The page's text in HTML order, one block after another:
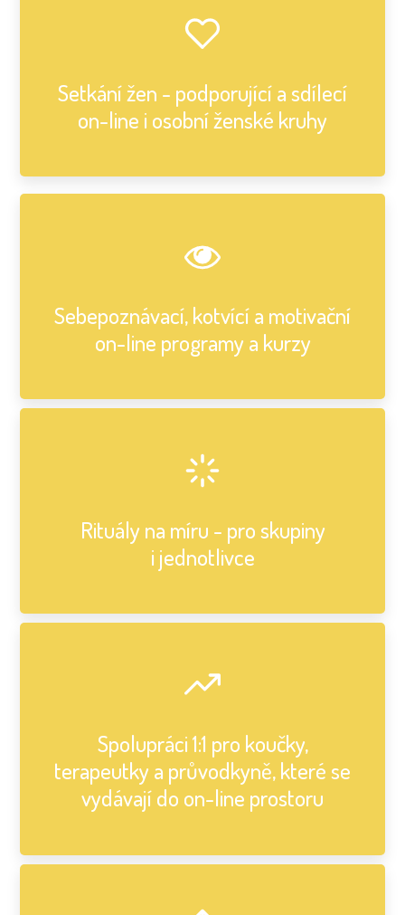
Setkání žen - podporující a sdílecí
on-line i osobní ženské kruhy
Sebepoznávací, kotvící a motivační
on-line programy a kurzy
Rituály na míru - pro skupiny
i jednotlivce
Spolupráci 1:1 pro koučky,
terapeutky a průvodkyně, které se
vydávají do on-line prostoru